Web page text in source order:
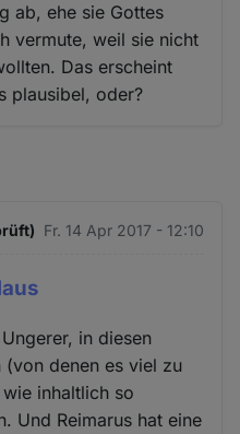
ab, ehe sie Gottes
vermute, weil sie nicht
Das erscheint
plausibel, oder?
Fr. 14 Apr 2017 - 12:10
in diesen
(von denen es viel zu
inhaltlich so
Und Reimarus hat eine